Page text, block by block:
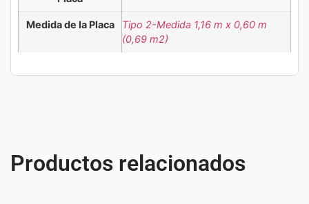
Medida de la Placa
Tipo 2-Medida 1,16 m x 0,60 m
(0,69 m2)
Productos relacionados